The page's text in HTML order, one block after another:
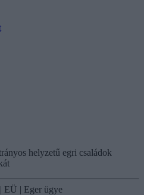
helyzetű egri családok
EÜ | Eger ügye